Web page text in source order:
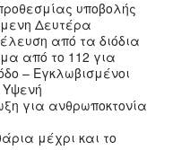
υποβολής
Δευτέρα
από τα διόδια
από το 112 για
– Εγκλωβισμένοι
Υψενή
για ανθρωποκτονία
μέχρι και το